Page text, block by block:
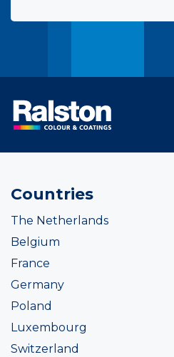
Countries
The Netherlands
Belgium
France
Germany
Poland
Luxembourg
Switzerland